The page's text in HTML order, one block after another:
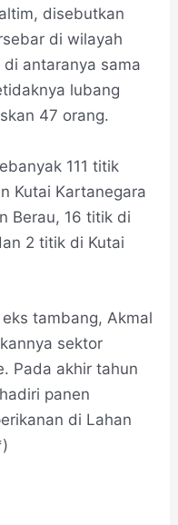
disebutkan
di wilayah
antaranya sama
lubang
47 orang.
111 titik
Kutai Kartanegara
Berau, 16 titik di
2 titik di Kutai
tambang, Akmal
sektor
Pada akhir tahun
panen
di Lahan